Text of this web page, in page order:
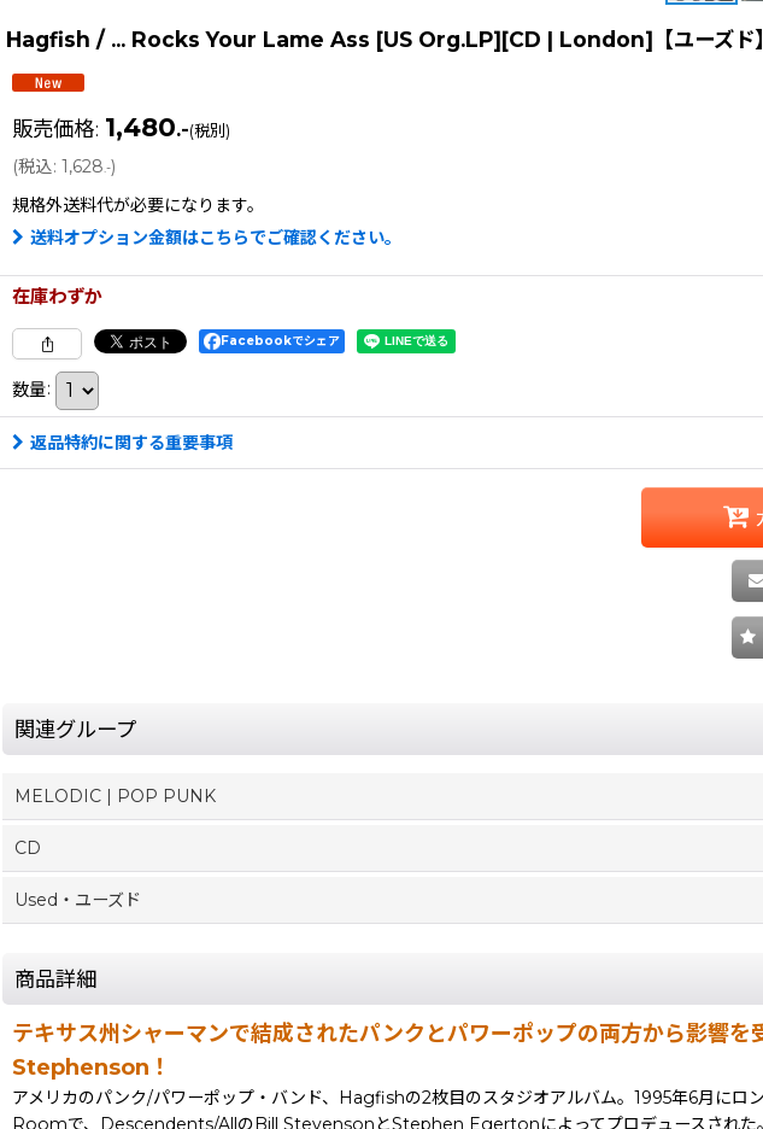
Hagfish / ... Rocks Your Lame Ass [US Org.LP][CD | London]【ユーズド】
販売価格: 1,480.-(税別)
(税込: 1,628.-)
規格外送料代が必要になります。
送料オプション金額はこちらでご確認ください。
在庫わずか
Facebookでシェア
数量:
返品特約に関する重要事項
関連グループ
MELODIC | POP PUNK
CD
Used・ユーズド
商品詳細
テキサス州シャーマンで結成されたパンクとパワーポップの両方から影
Stephenson！
アメリカのパンク/パワーポップ・バンド、Hagfishの2枚目のスタジオアルバム。1995年6月に
Roomで、Descendents/AllのBill StevensonとStephen Egertonによってプロデュースされた